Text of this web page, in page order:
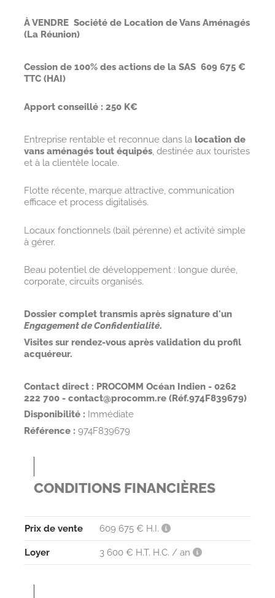
À VENDRE  Société de Location de Vans Aménagés
(La Réunion)
Cession de 100% des actions de la SAS  609 675 €
TTC (HAI)
Apport conseillé : 250 K€
Entreprise rentable et reconnue dans la location de
vans aménagés tout équipés, destinée aux touristes
et à la clientèle locale.
Flotte récente, marque attractive, communication
efficace et process digitalisés.
Locaux fonctionnels (bail pérenne) et activité simple
à gérer.
Beau potentiel de développement : longue durée,
corporate, circuits organisés.
Dossier complet transmis après signature d'un
Engagement de Confidentialité.
Visites sur rendez-vous après validation du profil
acquéreur.
Contact direct : PROCOMM Océan Indien - 0262
222 700 - contact@procomm.re (Réf.974F839679)
Disponibilité : Immédiate
Référence : 974F839679
CONDITIONS FINANCIÈRES
Prix de vente 609 675 € H.I.
Loyer 3 600 € H.T. H.C. / an